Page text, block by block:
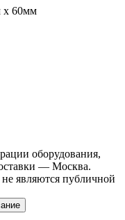
x 60мм
оборудования,
— Москва.
являются публичной